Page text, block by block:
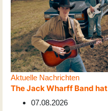
Aktuelle Nachrichten
The Jack Wharff Band
07.08.2026